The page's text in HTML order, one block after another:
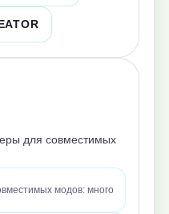
для совместимых
модов: много